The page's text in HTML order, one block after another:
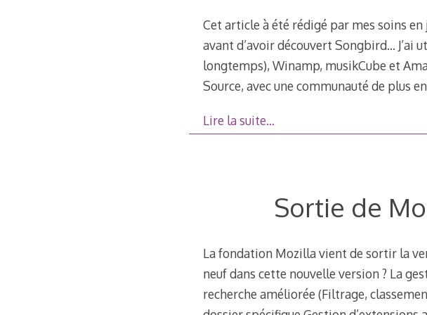
Cet article à été rédigé par mes soins
avant d’avoir découvert Songbird… J’ai
longtemps), Winamp, musikCube et
Source, avec une communauté de plus
Lire la suite…
Sortie de
La fondation Mozilla vient de sortir la
neuf dans cette nouvelle version ? La
recherche améliorée (Filtrage,